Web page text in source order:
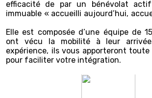
efficacité de par un bénévolat
immuable « accueilli aujourd’hui,
Elle est composée d’une équipe de
ont vécu la mobilité à leur
expérience, ils vous apporteront toute
pour faciliter votre intégration.